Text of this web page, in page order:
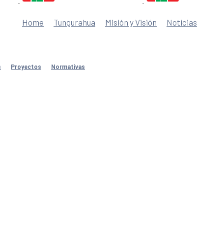
Home Tungurahua Misión y Visión Noticias
Proyectos Normativas